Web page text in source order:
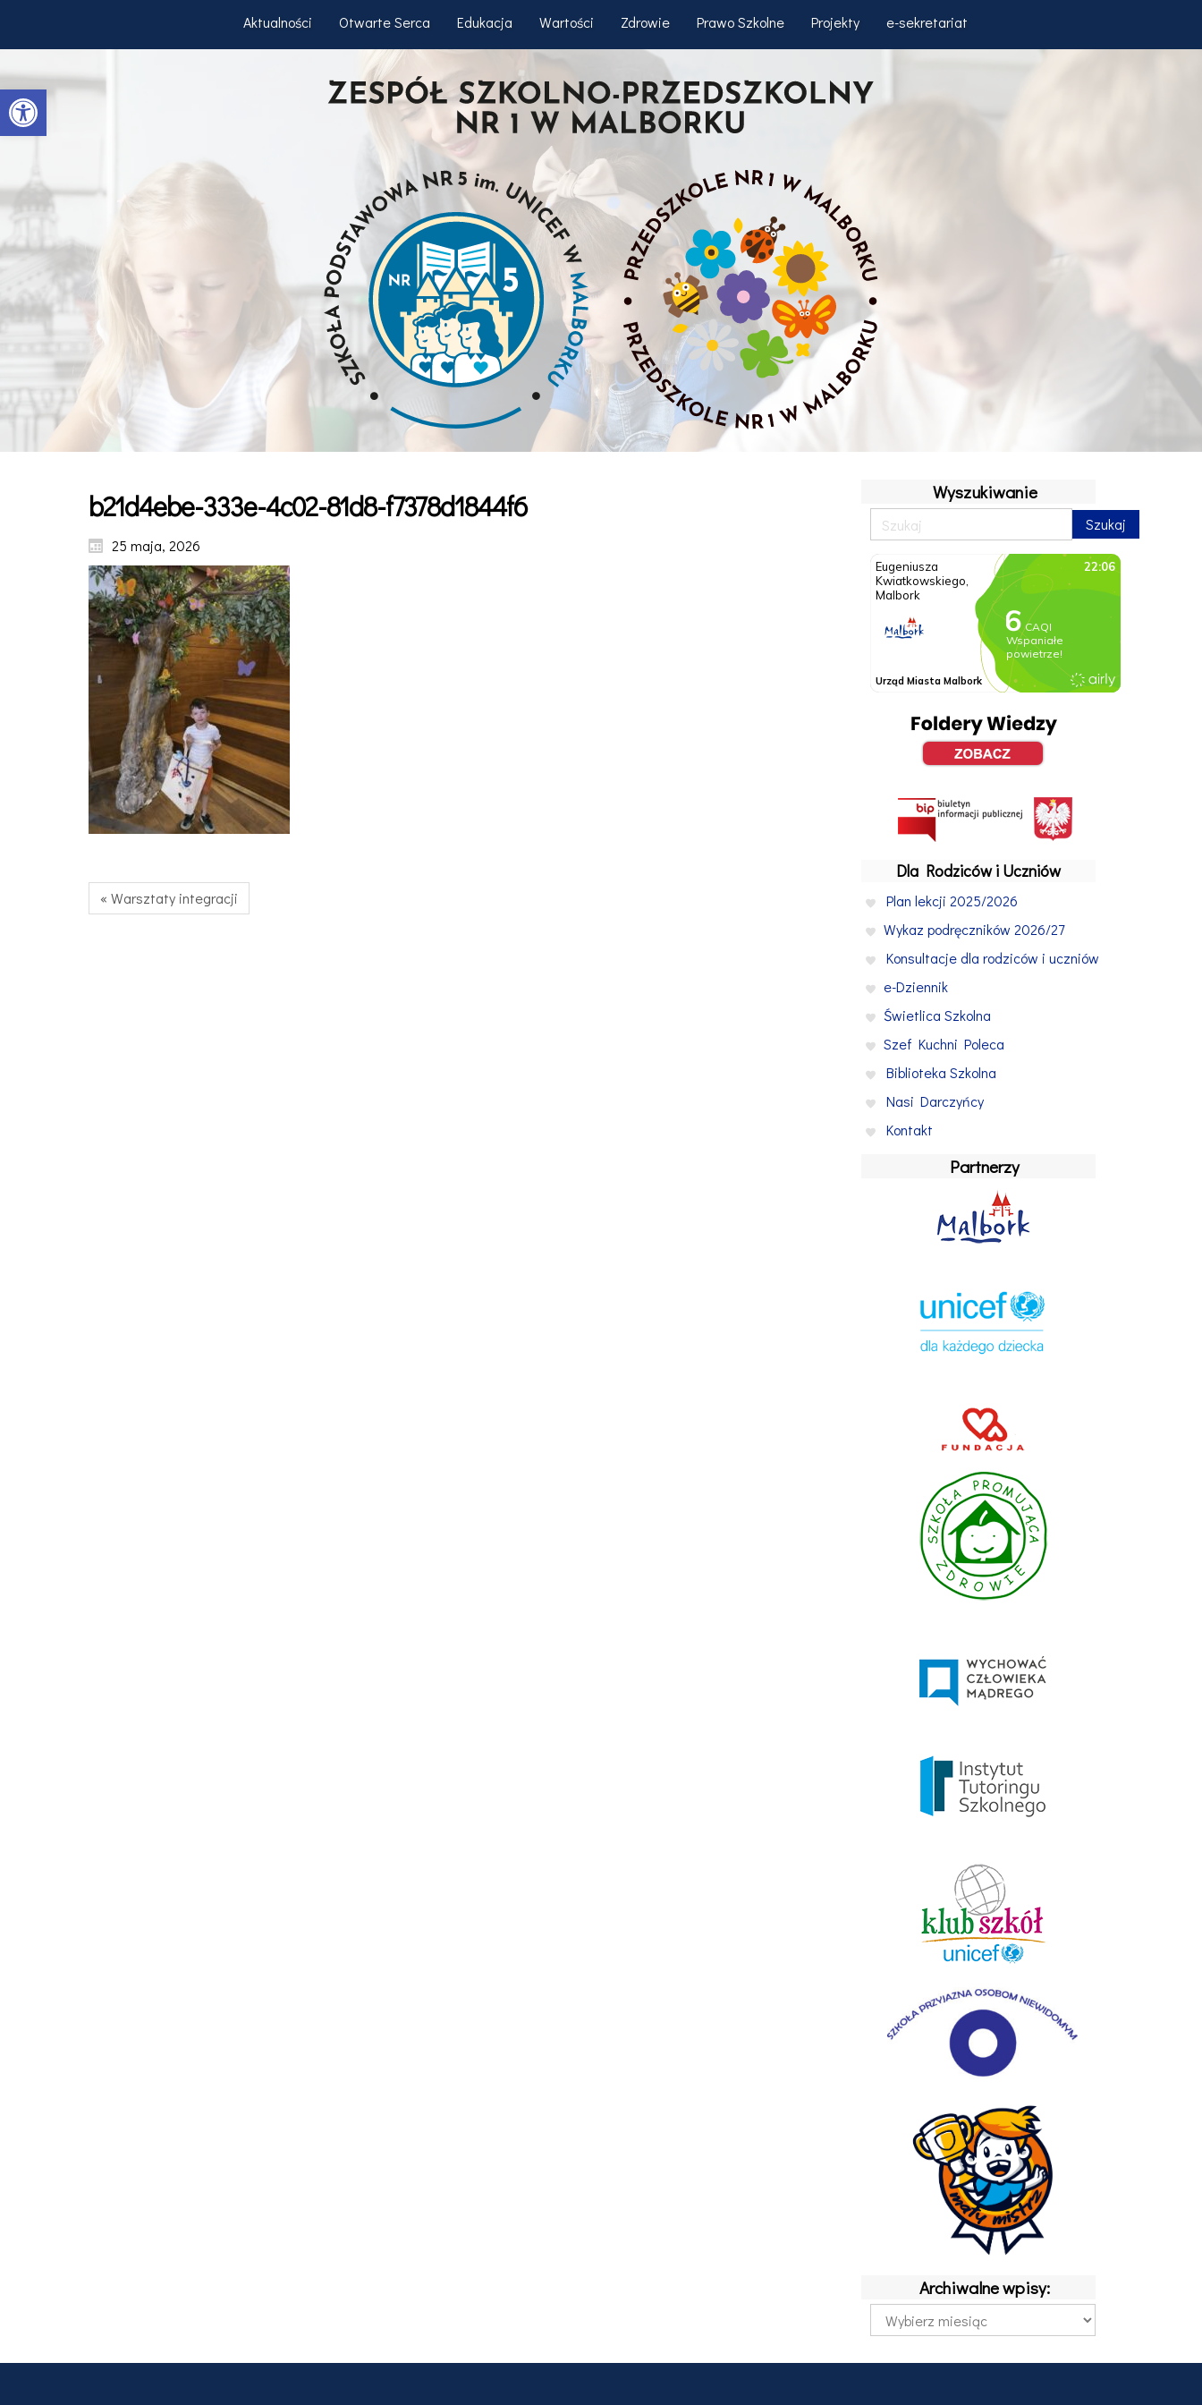
Otwórz pasek narzędzi
Aktualności Otwarte Serca Edukacja Wartości Zdrowie Prawo Szkolne Projekty e-sekretariat
b21d4ebe-333e-4c02-81d8-f7378d1844f6
25 maja, 2026
« Warsztaty integracji
Wyszukiwanie
Dla Rodziców i Uczniów
Plan lekcji 2025/2026
Wykaz podręczników 2026/27
Konsultacje dla rodziców i uczniów
e-Dziennik
Świetlica Szkolna
Szef Kuchni Poleca
Biblioteka Szkolna
Nasi Darczyńcy
Kontakt
Partnerzy
Archiwalne wpisy:
Archiwalne
wpisy: